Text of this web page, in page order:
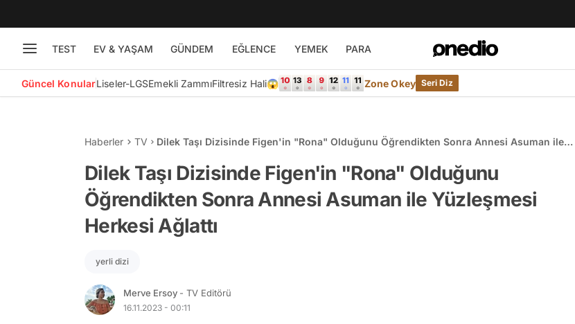
TEST EV & YAŞAM GÜNDEM EĞLENCE YEMEK PARA
Güncel KonularLiseler-LGSEmekli ZammıFiltresiz Hali😱 Zone Okey Seri Diz
Haberler TV
Dilek Taşı Dizisinde Figen'in "Rona" Olduğunu Öğrendikten Sonra Annesi Asuman ile
Dilek Taşı Dizisinde Figen'in "Rona" Olduğunu
Öğrendikten Sonra Annesi Asuman ile Yüzleşmesi
Herkesi Ağlattı
yerli dizi
Merve Ersoy - TV Editörü
16.11.2023 - 00:11